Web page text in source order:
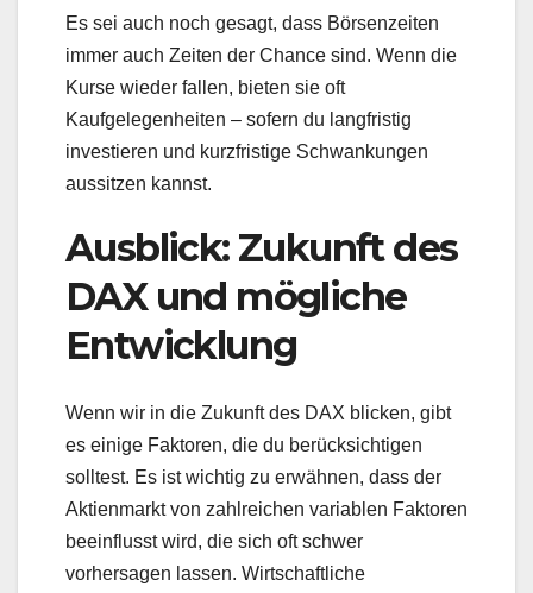
Es sei auch noch gesagt, dass Börsenzeiten
immer auch Zeiten der Chance sind. Wenn die
Kurse wieder fallen, bieten sie oft
Kaufgelegenheiten – sofern du langfristig
investieren und kurzfristige Schwankungen
aussitzen kannst.
Ausblick: Zukunft des
DAX und mögliche
Entwicklung
Wenn wir in die Zukunft des DAX blicken, gibt
es einige Faktoren, die du berücksichtigen
solltest. Es ist wichtig zu erwähnen, dass der
Aktienmarkt von zahlreichen variablen Faktoren
beeinflusst wird, die sich oft schwer
vorhersagen lassen. Wirtschaftliche